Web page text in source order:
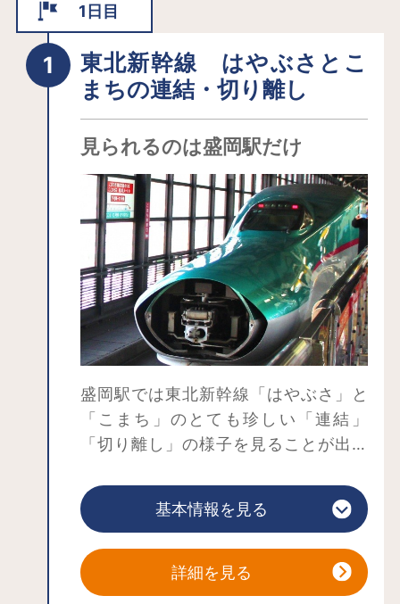
1日目
東北新幹線 はやぶさとこ
まちの連結・切り離し
見られるのは盛岡駅だけ
盛岡駅では東北新幹線「はやぶさ」と
「こまち」のとても珍しい「連結」
「切り離し」の様子を見ることが出来
静かに切り離される姿。どちらも違っ
た魅力があり、大人も子どもも大満足
離し」の様子が毎日見られるのは全国
でも福島駅とここ盛岡駅の２駅だけで
基本情報を見る
詳細を見る